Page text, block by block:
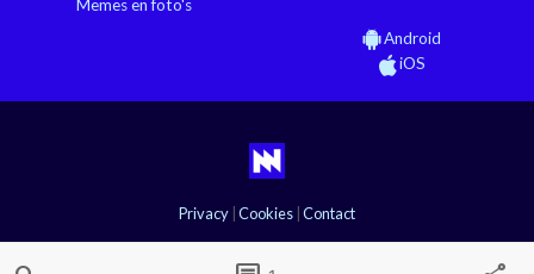
Memes en foto's
Android
iOS
Privacy Cookies Contact